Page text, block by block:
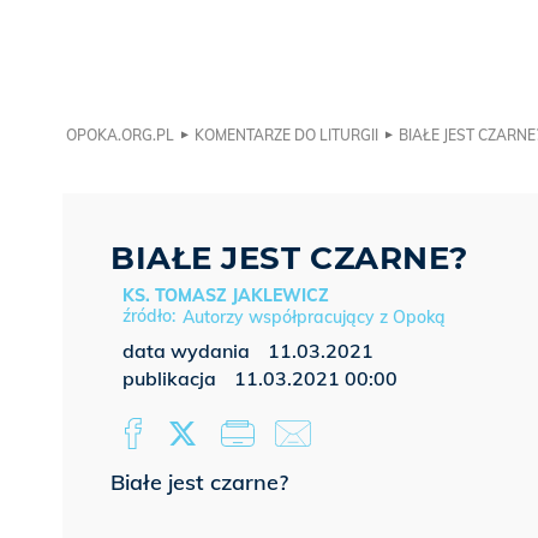
OPOKA.ORG.PL KOMENTARZE DO LITURGII BIAŁE JEST
BIAŁE JEST CZARNE?
Białe jest czarne?
KS. TOMASZ JAKLEWICZ
Autorzy współpracujący z Opoką
data wydania
11.03.2021
publikacja
11.03.2021 00:00